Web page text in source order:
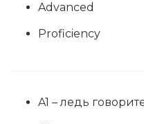
Advanced
Proficiency
A1 – ледь